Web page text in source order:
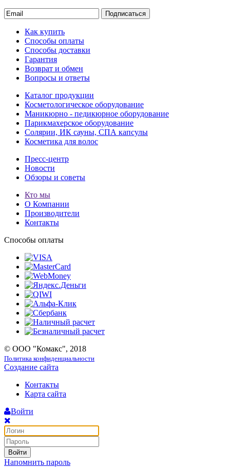
Подписаться
Как купить
Способы оплаты
Способы доставки
Гарантия
Возврат и обмен
Вопросы и ответы
Каталог продукции
Косметологическое оборудование
Маникюрно - педикюрное оборудование
Парикмахерское оборудование
Солярии, ИК сауны, СПА капсулы
Косметика для волос
Пресс-центр
Новости
Обзоры и советы
Кто мы
О Компании
Производители
Контакты
Способы оплаты
© ООО "Комакс", 2018
Политика конфиденциальности
Создание сайта
Контакты
Карта сайта
Войти
Войти
Напомнить пароль